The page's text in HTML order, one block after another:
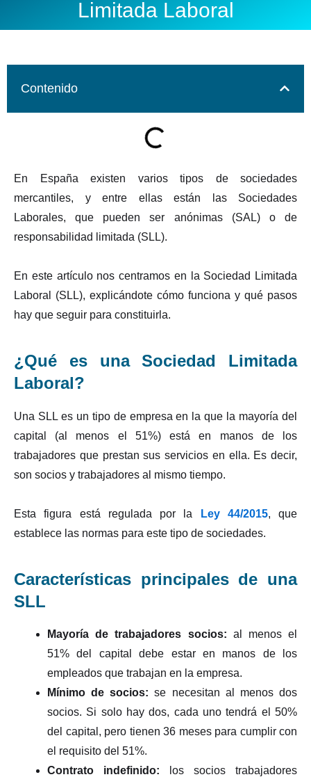
Limitada Laboral
Contenido
En España existen varios tipos de sociedades
mercantiles, y entre ellas están las Sociedades
Laborales, que pueden ser anónimas (SAL) o de
responsabilidad limitada (SLL).
En este artículo nos centramos en la Sociedad Limitada
Laboral (SLL), explicándote cómo funciona y qué pasos
hay que seguir para constituirla.
¿Qué es una Sociedad Limitada
Laboral?
Una SLL es un tipo de empresa en la que la mayoría del
capital (al menos el 51%) está en manos de los
trabajadores que prestan sus servicios en ella. Es decir,
son socios y trabajadores al mismo tiempo.
Esta figura está regulada por la Ley 44/2015, que
establece las normas para este tipo de sociedades.
Características principales de una
SLL
Mayoría de trabajadores socios: al menos el
51% del capital debe estar en manos de los
empleados que trabajan en la empresa.
Mínimo de socios: se necesitan al menos dos
socios. Si solo hay dos, cada uno tendrá el 50%
del capital, pero tienen 36 meses para cumplir con
el requisito del 51%.
Contrato indefinido: los socios trabajadores